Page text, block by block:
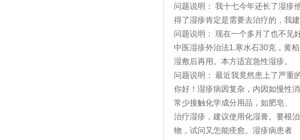
问题说明： 我十七今年还长了湿疹
得了湿疹肯定是需要去治疗的，我
问题说明： 现在一个多月了也不见
中医湿疹外治法1.寒水石30克，黄
湿敷后再用。本方适宜急性湿疹。
问题说明： 最近我竟然患上了严重
你好！湿疹病因复杂，内因如慢性
常少接触化学成分用品，如肥皂、
治疗湿疹，建议使用化湿膏。要根
物，试问又怎能痊愈。湿疹病患者